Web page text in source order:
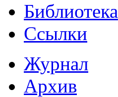
Библиотека
Ссылки
Журнал
Архив